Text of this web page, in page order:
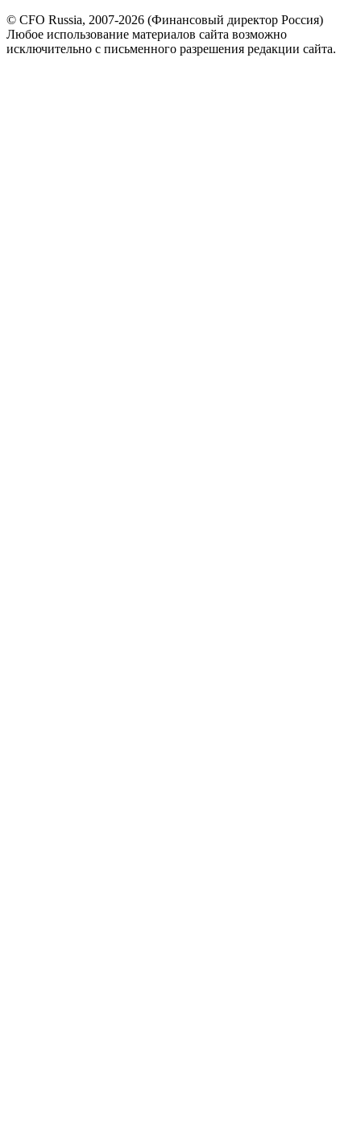
© CFO Russia, 2007-2026 (Финансовый директор Россия)
Любое использование материалов сайта возможно
исключительно с письменного разрешения редакции сайта.